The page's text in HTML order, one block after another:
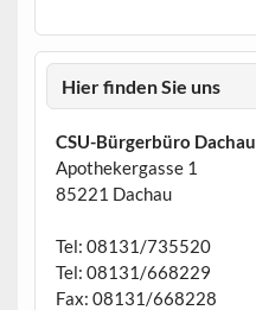
Hier finden Sie uns
CSU-Bürgerbüro Dachau
Apothekergasse 1
85221 Dachau
Tel: 08131/735520
Tel: 08131/668229
Fax: 08131/668228